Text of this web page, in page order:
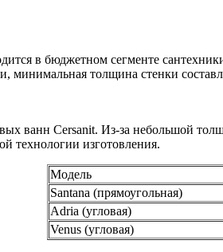
в бюджетном сегменте
минимальная толщина стенки
ванн Cersanit. Из-за небольшой
технологии изготовления.
Модель
Santana (прямоугольная)
Adria (угловая)
Venus (угловая)